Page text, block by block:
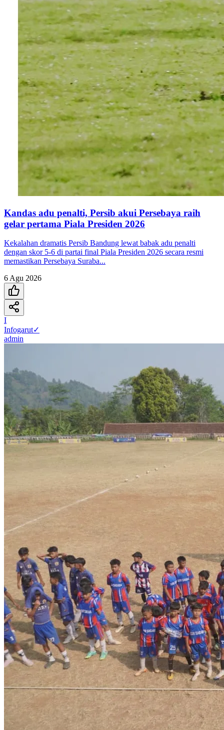
Kandas adu penalti, Persib akui Persebaya raih
gelar pertama Piala Presiden 2026
Kekalahan dramatis Persib Bandung lewat babak adu penalti
dengan skor 5-6 di partai final Piala Presiden 2026 secara resmi
memastikan Persebaya Suraba...
6 Agu 2026
I
Infogarut✓
admin